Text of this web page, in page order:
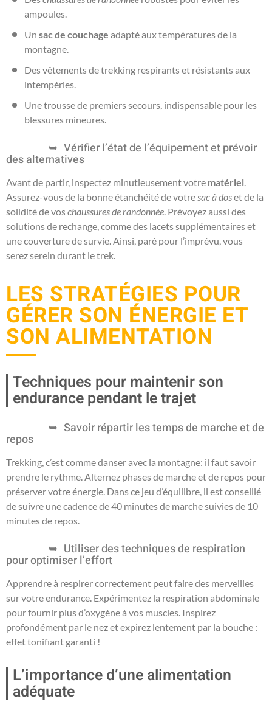
ampoules.
Un sac de couchage adapté aux températures de la
montagne.
Des vêtements de trekking respirants et résistants aux
intempéries.
Une trousse de premiers secours, indispensable pour les
blessures mineures.
Vérifier l’état de l’équipement et prévoir
des alternatives
Avant de partir, inspectez minutieusement votre matériel.
Assurez-vous de la bonne étanchéité de votresac à doset de la
solidité de voschaussures de randonnée. Prévoyez aussi des
solutions de rechange, comme des lacets supplémentaires et
une couverture de survie. Ainsi, paré pour l’imprévu, vous
serez serein durant le trek.
LES STRATÉGIES POUR
GÉRER SON ÉNERGIE ET
SON ALIMENTATION
Techniques pour maintenir son
endurance pendant le trajet
Savoir répartir les temps de marche et de
repos
Trekking, c’est comme danser avec la montagne: il faut savoir
prendre le rythme. Alternez phases de marche et de repos pour
préserver votre énergie. Dans ce jeu d’équilibre, il est conseillé
de suivre une cadence de 40 minutes de marche suivies de 10
minutes de repos.
Utiliser des techniques de respiration
pour optimiser l’effort
Apprendre à respirer correctement peut faire des merveilles
sur votre endurance. Expérimentez la respiration abdominale
pour fournir plus d’oxygène à vos muscles. Inspirez
profondément par le nez et expirez lentement par la bouche :
effet tonifiant garanti !
L’importance d’une alimentation
adéquate